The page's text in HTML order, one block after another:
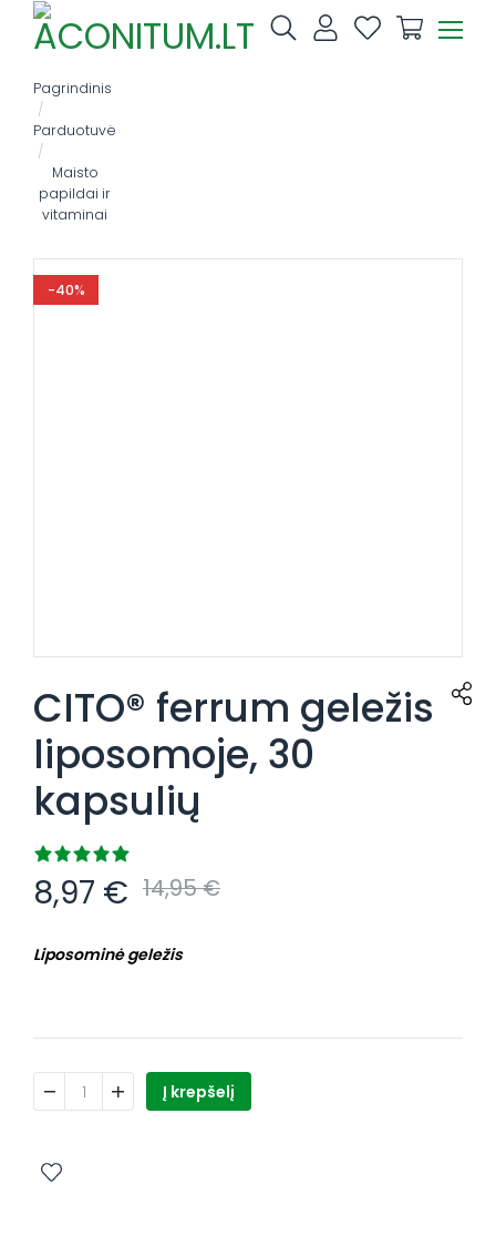
Pagrindinis
/
Parduotuvė
/
Maisto
papildai ir
vitaminai
-40%
CITO® ferrum geležis
liposomoje, 30
kapsulių
14,95€
8,97 €
Liposominė geležis
produkto kiekis: CITO® ferrum geležis liposomoje, 30
Į krepšelį